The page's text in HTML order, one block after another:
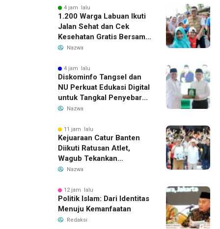
4 jam lalu
1.200 Warga Labuan Ikuti
Jalan Sehat dan Cek
Kesehatan Gratis Bersama
Gubernur Banten
Nazwa
4 jam lalu
Diskominfo Tangsel dan
NU Perkuat Edukasi Digital
untuk Tangkal Penyebaran
Hoaks
Nazwa
11 jam lalu
Kejuaraan Catur Banten
Diikuti Ratusan Atlet,
Wagub Tekankan
Pembinaan Dini
Nazwa
12 jam lalu
Politik Islam: Dari Identitas
Menuju Kemanfaatan
Redaksi